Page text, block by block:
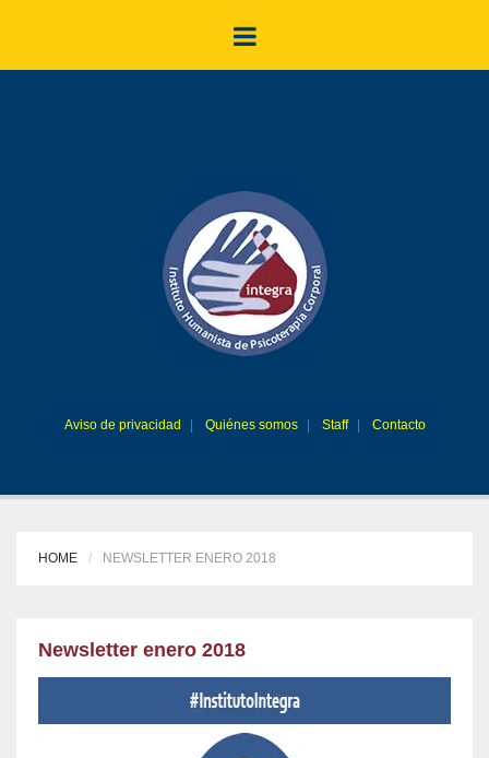
Aviso de privacidad Quiénes somos Staff Contacto
HOME NEWSLETTER ENERO 2018
Newsletter enero 2018